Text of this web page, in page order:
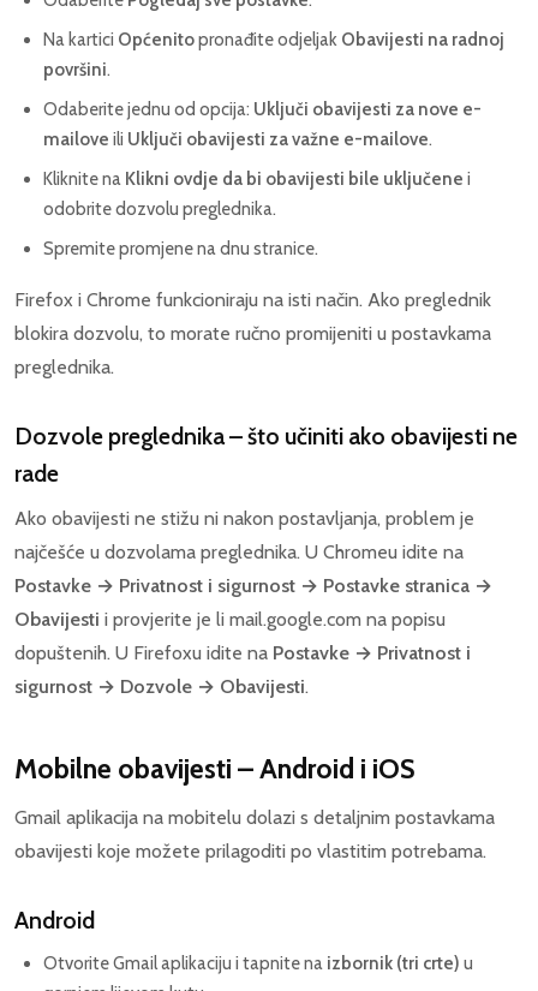
Na kartici Općenitopronađite odjeljak Obavijesti na radnoj
površini.
Odaberite jednu od opcija: Uključi obavijesti za nove e-
mailove ili Uključi obavijesti za važne e-mailove.
Kliknite na Klikni ovdje da bi obavijesti bile uključene i
odobrite dozvolu preglednika.
Spremite promjene na dnu stranice.
Firefox i Chrome funkcioniraju na isti način. Ako preglednik
blokira dozvolu, to morate ručno promijeniti u postavkama
preglednika.
Dozvole preglednika – što učiniti ako obavijesti ne
rade
Ako obavijesti ne stižu ni nakon postavljanja, problem je
najčešće u dozvolama preglednika. U Chromeu idite na
Postavke → Privatnost i sigurnost → Postavke stranica →
Obavijesti i provjerite je li mail.google.com na popisu
dopuštenih. U Firefoxu idite na Postavke → Privatnost i
sigurnost → Dozvole → Obavijesti.
Mobilne obavijesti – Android i iOS
Gmail aplikacija na mobitelu dolazi s detaljnim postavkama
obavijesti koje možete prilagoditi po vlastitim potrebama.
Android
Otvorite Gmail aplikaciju i tapnite na izbornik (tri crte) u